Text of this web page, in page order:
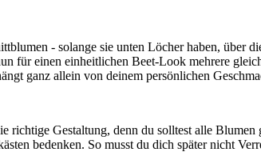
- solange sie unten Löcher haben, über
für einen einheitlichen Beet-Look mehrere
ganz allein von deinem persönlichen
richtige Gestaltung, denn du solltest alle
bedenken. So musst du dich später nicht